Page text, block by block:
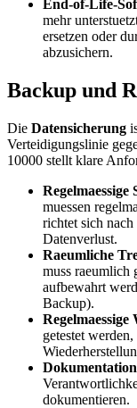
End-of-Life-
mehr
ersetzen oder
abzusichern.
Backup und
Die Datensicherung
Verteidigungslinie
10000 stellt klare
Regelmaessige
muessen
richtet sich nach
Datenverlust.
Raeumliche
muss raeumlich
aufbewahrt
Backup).
Regelmaessige
getestet
dokumentieren.